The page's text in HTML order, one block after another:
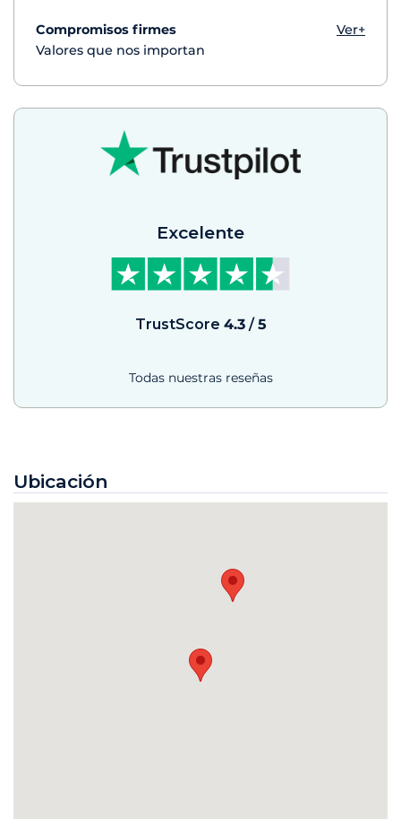
Compromisos firmes
Ver+
Valores que nos importan
Excelente
TrustScore 4.3/ 5
Todas nuestras reseñas
Ubicación